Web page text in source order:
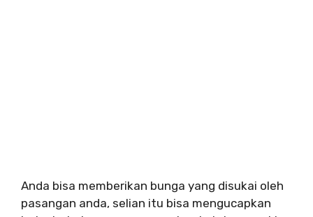
Anda bisa memberikan bunga yang disukai oleh
pasangan anda, selian itu bisa mengucapkan